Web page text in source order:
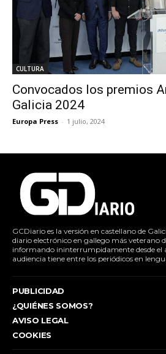
CULTURA
Convocados los premios
Galicia 2024
Europa Press - 1 julio, 2024
GCDiario es la versión en castellano de
diario electrónico en gallego más veterano
informando ininterrumpidamente desde el
audiencia tiene entre los periódicos en
PUBLICIDAD
¿QUIÉNES SOMOS?
AVISO LEGAL
COOKIES